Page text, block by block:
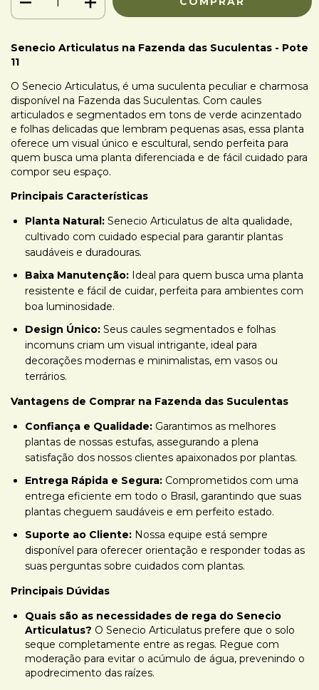
Senecio Articulatus na Fazenda das Suculentas - Pote
11
O Senecio Articulatus, é uma suculenta peculiar e charmosa
disponível na Fazenda das Suculentas. Com caules
articulados e segmentados em tons de verde acinzentado
e folhas delicadas que lembram pequenas asas, essa planta
oferece um visual único e escultural, sendo perfeita para
quem busca uma planta diferenciada e de fácil cuidado para
compor seu espaço.
Principais Características
Planta Natural: Senecio Articulatus de alta qualidade,
cultivado com cuidado especial para garantir plantas
saudáveis e duradouras.
Baixa Manutenção: Ideal para quem busca uma planta
resistente e fácil de cuidar, perfeita para ambientes com
boa luminosidade.
Design Único: Seus caules segmentados e folhas
incomuns criam um visual intrigante, ideal para
decorações modernas e minimalistas, em vasos ou
terrários.
Vantagens de Comprar na Fazenda das Suculentas
Confiança e Qualidade: Garantimos as melhores
plantas de nossas estufas, assegurando a plena
satisfação dos nossos clientes apaixonados por plantas.
Entrega Rápida e Segura: Comprometidos com uma
entrega eficiente em todo o Brasil, garantindo que suas
plantas cheguem saudáveis e em perfeito estado.
Suporte ao Cliente: Nossa equipe está sempre
disponível para oferecer orientação e responder todas as
suas perguntas sobre cuidados com plantas.
Principais Dúvidas
Quais são as necessidades de rega do Senecio
Articulatus? O Senecio Articulatus prefere que o solo
seque completamente entre as regas. Regue com
moderação para evitar o acúmulo de água, prevenindo o
apodrecimento das raízes.